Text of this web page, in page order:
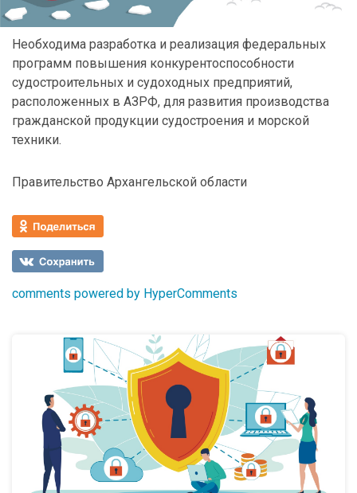
Необходима разработка и реализация федеральных
программ повышения конкурентоспособности
судостроительных и судоходных предприятий,
расположенных в АЗРФ, для развития производства
гражданской продукции судостроения и морской
техники.
Правительство Архангельской области
comments powered by HyperComments